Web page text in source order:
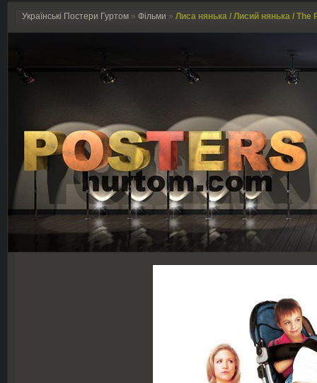
Українські Постери Гуртом » Фільми » Лиса нянька / Лисий нянька / The